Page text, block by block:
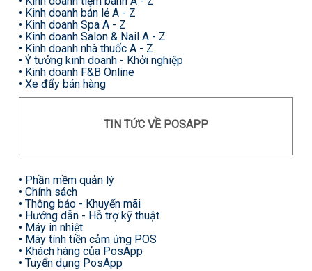
• Kinh doanh bán lẻ A - Z
• Kinh doanh Spa A - Z
• Kinh doanh Salon & Nail A - Z
• Kinh doanh nhà thuốc A - Z
• Ý tưởng kinh doanh - Khởi nghiệp
• Kinh doanh F&B Online
• Xe đẩy bán hàng
TIN TỨC VỀ POSAPP
• Phần mềm quản lý
• Chính sách
• Thông báo - Khuyến mãi
• Hướng dẫn - Hỗ trợ kỹ thuật
• Máy in nhiệt
• Máy tính tiền cảm ứng POS
• Khách hàng của PosApp
• Tuyển dụng PosApp